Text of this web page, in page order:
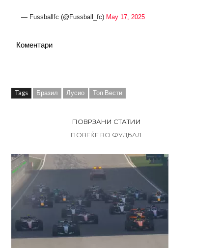
— Fussballfc (@Fussball_fc) May 17, 2025
Коментари
Tags Бразил Лусио Топ Вести
ПОВРЗАНИ СТАТИИ
ПОВЕЌЕ ВО ФУДБАЛ